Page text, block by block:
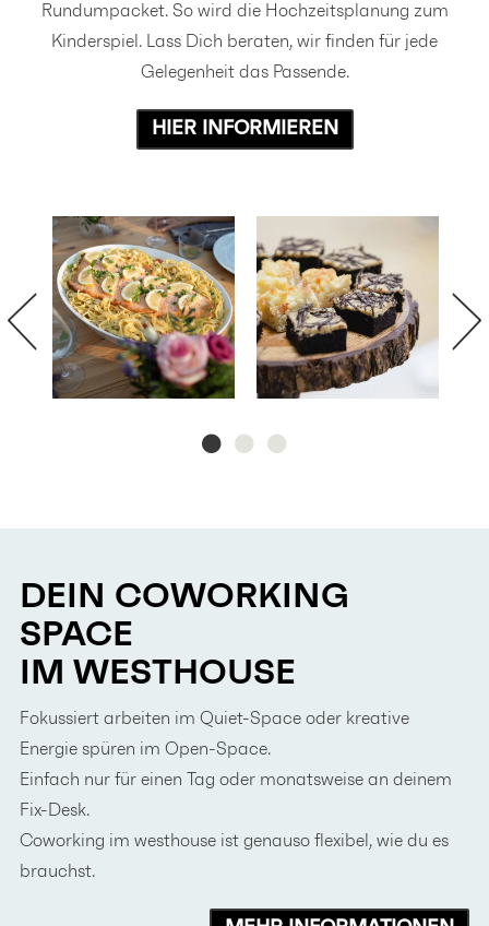
Rundumpacket. So wird die Hochzeitsplanung zum
Kinderspiel. Lass Dich beraten, wir finden für jede
Gelegenheit das Passende.
HIER INFORMIEREN
DEIN COWORKING
SPACE
IM WESTHOUSE
Fokussiert arbeiten im Quiet-Space oder kreative
Energie spüren im Open-Space.
Einfach nur für einen Tag oder monatsweise an deinem
Fix-Desk.
Coworking im westhouse ist genauso flexibel, wie du es
brauchst.